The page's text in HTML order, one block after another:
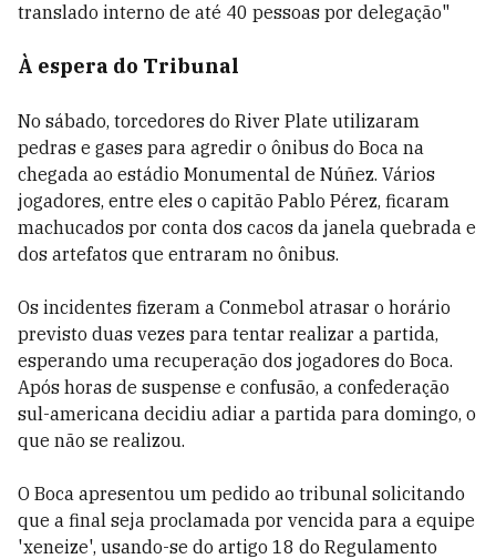
translado interno de até 40 pessoas por delegação"
À espera do Tribunal
No sábado, torcedores do River Plate utilizaram
pedras e gases para agredir o ônibus do Boca na
chegada ao estádio Monumental de Núñez. Vários
jogadores, entre eles o capitão Pablo Pérez, ficaram
machucados por conta dos cacos da janela quebrada e
dos artefatos que entraram no ônibus.
Os incidentes fizeram a Conmebol atrasar o horário
previsto duas vezes para tentar realizar a partida,
esperando uma recuperação dos jogadores do Boca.
Após horas de suspense e confusão, a confederação
sul-americana decidiu adiar a partida para domingo, o
que não se realizou.
O Boca apresentou um pedido ao tribunal solicitando
que a final seja proclamada por vencida para a equipe
'xeneize', usando-se do artigo 18 do Regulamento